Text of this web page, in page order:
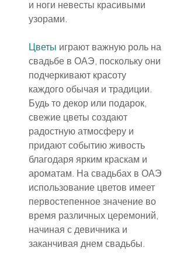
и ноги невесты красивыми
узорами.
Цветы играют важную роль на
свадьбе в ОАЭ, поскольку они
подчеркивают красоту
каждого обычая и традиции.
Будь то декор или подарок,
свежие цветы создают
радостную атмосферу и
придают событию живость
благодаря ярким краскам и
ароматам. На свадьбах в ОАЭ
использование цветов имеет
первостепенное значение во
время различных церемоний,
начиная с девичника и
заканчивая днем свадьбы.